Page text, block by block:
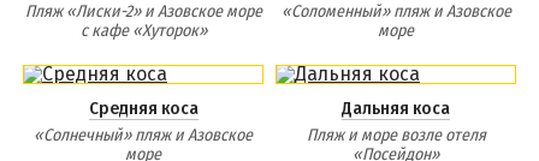
Пляж «Лиски-2» и Азовское море
с кафе «Хуторок»
«Соломенный» пляж и Азовское
море
Средняя коса
«Солнечный» пляж и Азовское
море
Дальняя коса
Пляж и море возле отеля
«Посейдон»